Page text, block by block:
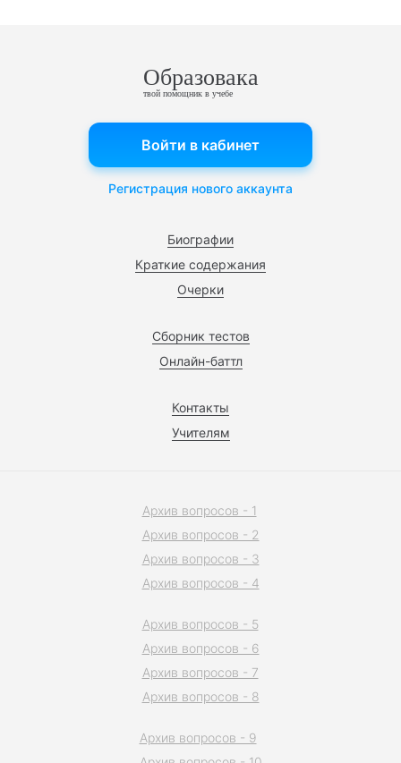
Образовака
твой помощник в учебе
Биографии
Краткие содержания
Очерки
Сборник тестов
Онлайн-баттл
Контакты
Учителям
Войти в кабинет
Регистрация нового аккаунта
Архив вопросов - 1
Архив вопросов - 2
Архив вопросов - 3
Архив вопросов - 4
Архив вопросов - 5
Архив вопросов - 6
Архив вопросов - 7
Архив вопросов - 8
Архив вопросов - 9